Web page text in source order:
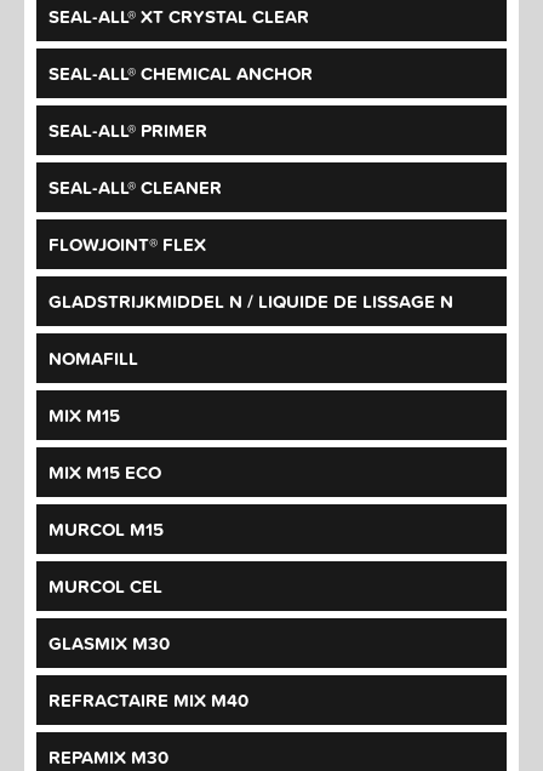
SEAL-ALL® XT CRYSTAL CLEAR
SEAL-ALL® CHEMICAL ANCHOR
SEAL-ALL® PRIMER
SEAL-ALL® CLEANER
FLOWJOINT® FLEX
GLADSTRIJKMIDDEL N / LIQUIDE DE LISSAGE N
NOMAFILL
MIX M15
MIX M15 ECO
MURCOL M15
MURCOL CEL
GLASMIX M30
REFRACTAIRE MIX M40
REPAMIX M30